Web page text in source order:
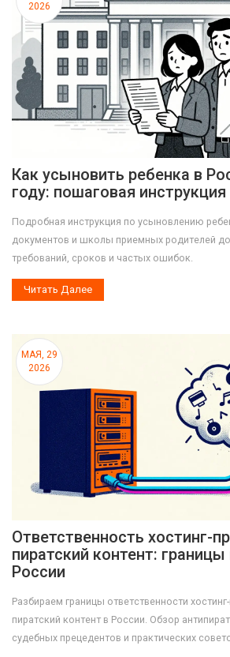
2026
Как усыновить ребенка в
году: пошаговая инструкция
Подробная инструкция по усыновлению
документов и школы приемных родителей
требований, сроков и частых ошибок.
Читать Далее
МАЯ, 29
2026
Ответственность хостинг-
пиратский контент: границы
России
Разбираем границы ответственности
пиратский контент в России. Обзор
судебных прецедентов и практических